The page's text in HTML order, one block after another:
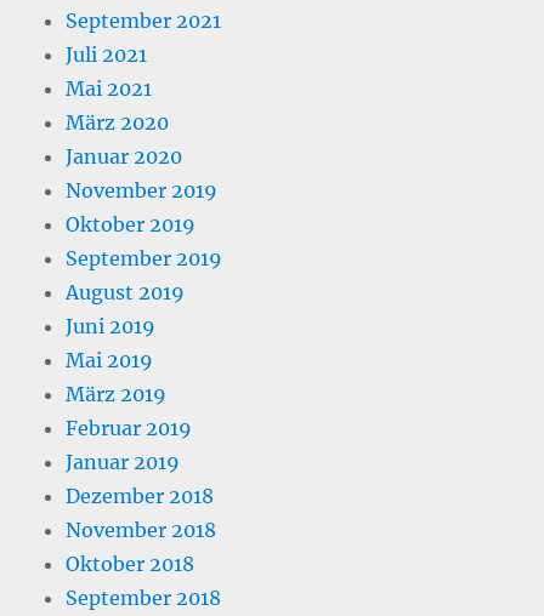
September 2021
Juli 2021
Mai 2021
März 2020
Januar 2020
November 2019
Oktober 2019
September 2019
August 2019
Juni 2019
Mai 2019
März 2019
Februar 2019
Januar 2019
Dezember 2018
November 2018
Oktober 2018
September 2018